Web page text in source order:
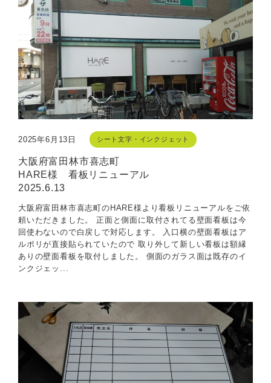
2025年6月13日 シート文字・インクジェット
大阪府富田林市喜志町
HARE様 看板リニューアル
2025.6.13
大阪府富田林市喜志町のHARE様より看板リニューアルをご依
頼いただきました。 正面と側面に取付されてる壁面看板は今
回使わないので白戻しで対応します。 入口横の壁面看板はア
ルポリが直接貼られていたので 取り外して新しい看板は額縁
ありの壁面看板を取付しました。 側面のガラス面は既存のイ
ンクジェッ...